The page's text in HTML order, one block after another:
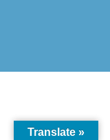
Translate »